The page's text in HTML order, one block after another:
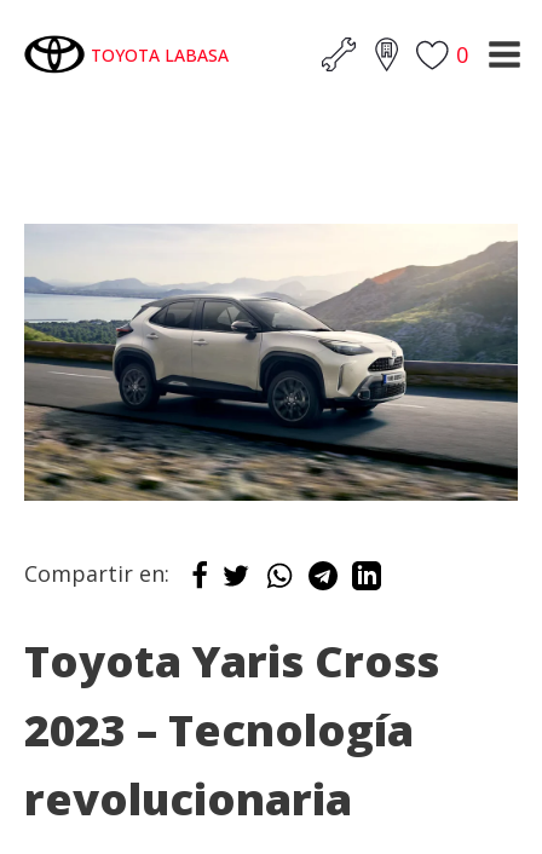
TOYOTA LABASA 0
Compartir en:
Toyota Yaris Cross
2023 – Tecnología
revolucionaria